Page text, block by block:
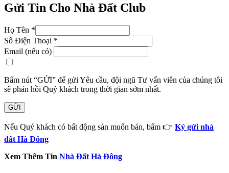
Gửi Tin Cho Nhà Đất Club
Họ Tên *
Số Điện Thoại *
Email (nếu có)
Bấm nút “GỬI” để gửi Yêu cầu, đội ngũ Tư vấn viên của chúng tôi
sẽ phản hồi Quý khách trong thời gian sớm nhất.
GỬI
Nếu Quý khách có bất động sản muốn bán, bấm 👉 Ký gửi nhà
đất Hà Đông
Xem Thêm Tin Nhà Đất Hà Đông